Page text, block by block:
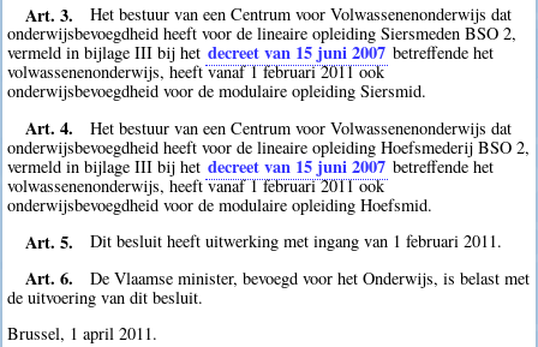
Art. 3.
Het bestuur van een Centrum voor Volwassenenonderwijs dat
onderwijsbevoegdheid heeft voor de lineaire opleiding Siersmeden BSO 2,
vermeld in bijlage III bij het decreet van 15 juni 2007 betreffende het
volwassenenonderwijs, heeft vanaf 1 februari 2011 ook
onderwijsbevoegdheid voor de modulaire opleiding Siersmid.
Art. 4.
Het bestuur van een Centrum voor Volwassenenonderwijs dat
onderwijsbevoegdheid heeft voor de lineaire opleiding Hoefsmederij BSO 2,
vermeld in bijlage III bij het decreet van 15 juni 2007 betreffende het
volwassenenonderwijs, heeft vanaf 1 februari 2011 ook
onderwijsbevoegdheid voor de modulaire opleiding Hoefsmid.
Art. 5. Dit besluit heeft uitwerking met ingang van 1 februari 2011.
Art. 6.
De Vlaamse minister, bevoegd voor het Onderwijs, is belast met
de uitvoering van dit besluit.
Brussel, 1 april 2011.